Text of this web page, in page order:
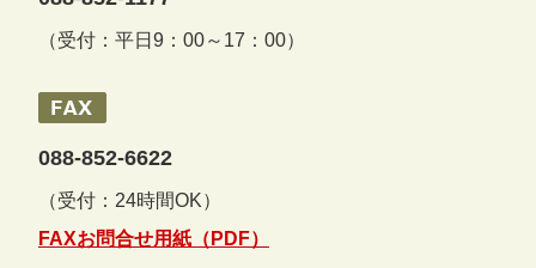
（受付：平日9：00～17：00）
088-852-6622
（受付：24時間OK）
FAXお問合せ用紙（PDF）